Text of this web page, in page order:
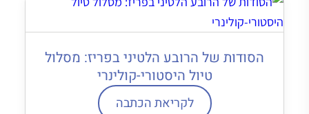
הסודות של הרובע הלטיני בפריז: מסלול
טיול היסטורי-קולינרי
לקריאת הכתבה